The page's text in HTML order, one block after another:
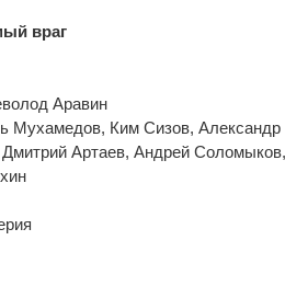
враг
Аравин
Мухамедов, Ким Сизов,
Дмитрий Артаев, Андрей